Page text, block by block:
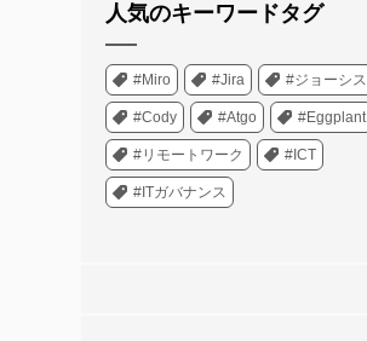
人気のキーワードタグ
#Miro #Jira #ジョーシス
#Cody #Atgo #Eggplant
#リモートワーク #ICT
#ITガバナンス